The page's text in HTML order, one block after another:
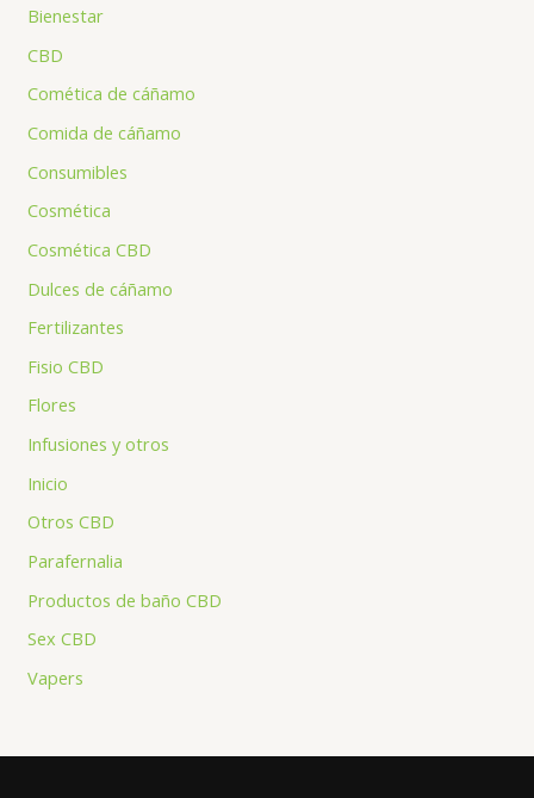
Bienestar
CBD
Comética de cáñamo
Comida de cáñamo
Consumibles
Cosmética
Cosmética CBD
Dulces de cáñamo
Fertilizantes
Fisio CBD
Flores
Infusiones y otros
Inicio
Otros CBD
Parafernalia
Productos de baño CBD
Sex CBD
Vapers